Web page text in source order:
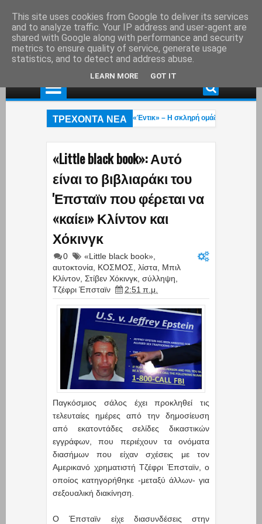
ΤΡΕΧΟΝΤΑ ΝΕΑ
Οι «Πίτμπουλ» και «Μπουλντόγκ» του «Έντικ» – Η σκληρή ομάδα που
«Little black book»: Αυτό
είναι το βιβλιαράκι του
'Επσταϊν που φέρεται να
«καίει» Κλίντον και
Χόκινγκ
0 «Little black book»
αυτοκτονία ΚΟΣΜΟΣ λίστα Μπιλ
Κλίντον Στίβεν Χόκινγκ σύλληψη
Τζέφρι Έπσταϊν
2:51 π.μ.
Παγκόσμιος σάλος έχει προκληθεί τις
τελευταίες ημέρες από την δημοσίευση
από εκατοντάδες σελίδες δικαστικών
εγγράφων, που περιέχουν τα ονόματα
διασήμων που είχαν σχέσεις με τον
Αμερικανό χρηματιστή Τζέφρι Έπσταϊν, ο
οποίος κατηγορήθηκε -μεταξύ άλλων- για
σεξουαλική διακίνηση.
Ο Έπσταϊν είχε διασυνδέσεις στην
This site uses cookies from Google to deliver its services
and to analyze traffic. Your IP address and user-agent are
shared with Google along with performance and security
metrics to ensure quality of service, generate usage
statistics, and to detect and address abuse.
LEARN MORE GOT IT